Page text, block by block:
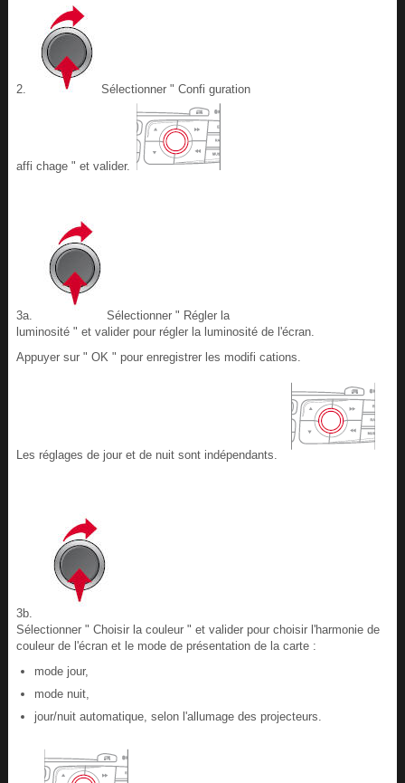
2. Sélectionner " Confi guration
affi chage " et valider.
3a.
Sélectionner " Régler la
luminosité " et valider pour régler la luminosité de l'écran.
Appuyer sur " OK " pour enregistrer les modifi cations.
Les réglages de jour et de nuit sont indépendants.
3b.
Sélectionner " Choisir la couleur " et valider pour choisir l'harmonie de
couleur de l'écran et le mode de présentation de la carte :
mode jour,
mode nuit,
jour/nuit automatique, selon l'allumage des projecteurs.